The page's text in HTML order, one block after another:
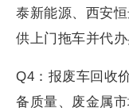
泰新能源、西安
供上门拖车并代办
Q4：报废车回收
备质量、废金属